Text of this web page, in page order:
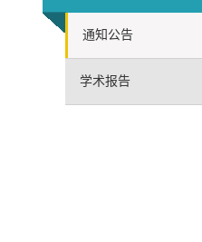
通知公告
学术报告